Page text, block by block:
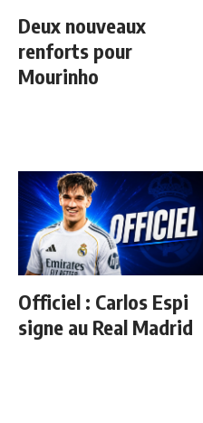
Deux nouveaux
renforts pour
Mourinho
Officiel : Carlos Espi
signe au Real Madrid